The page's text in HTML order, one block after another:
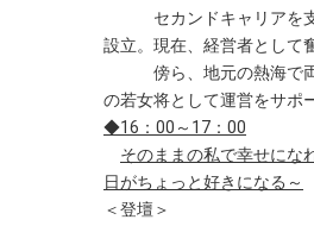
セカンドキャリアを支
設立。現在、経営者として
傍ら、地元の熱海で両
の若女将として運営をサポ
◆16：00～17：00
そのままの私で幸せにな
日がちょっと好きになる～
＜登壇＞